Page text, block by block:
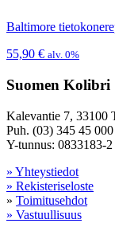
Baltimore
55,90 € alv. 0%
Suomen Kolibri
Kalevantie 7, 33100
Puh. (03) 345 45 000
Y-tunnus: 0833183-2
» Yhteystiedot
» Rekisteriseloste
» Toimitusehdot
» Vastuullisuus